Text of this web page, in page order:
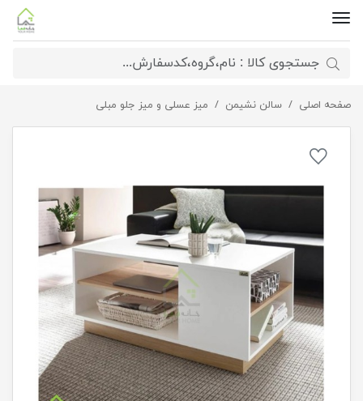
صفحه اصلی سالن نشیمن میز عسلی و میز جلو مبلی میز جلومبلی کاربردی مینیمال